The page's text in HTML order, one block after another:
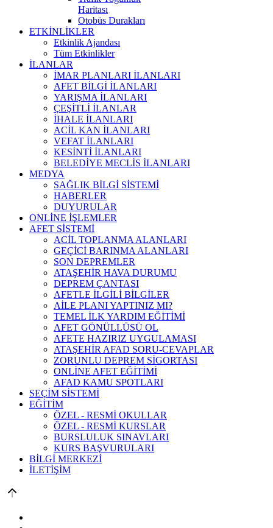
Haritası
Otobüs Durakları
ETKİNLİKLER
Etkinlik Ajandası
Tüm Etkinlikler
İLANLAR
İMAR PLANLARI İLANLARI
AFET BİLGİ İLANLARI
YARIŞMA İLANLARI
ÇEŞİTLİ İLANLAR
İHALE İLANLARI
ACİL KAN İLANLARI
VEFAT İLANLARI
KESİNTİ İLANLARI
BELEDİYE MECLİS İLANLARI
MEDYA
SAĞLIK BİLGİ SİSTEMİ
HABERLER
DUYURULAR
ONLİNE İŞLEMLER
AFET SİSTEMİ
ACİL TOPLANMA ALANLARI
GEÇİCİ BARINMA ALANLARI
SON DEPREMLER
ATAŞEHİR HAVA DURUMU
DEPREM ÇANTASI
AFETLE İLGİLİ BİLGİLER
AİLE PLANI YAPTINIZ MI?
TEMEL İLK YARDIM EĞİTİMİ
AFET GÖNÜLLÜSÜ OL
AFETE HAZIRIZ UYGULAMASI
ATAŞEHİR AFAD SORU-CEVAPLAR
ZORUNLU DEPREM SİGORTASI
ONLİNE AFET EĞİTİMİ
AFAD KAMU SPOTLARI
SEÇİM SİSTEMİ
EĞİTİM
ÖZEL - RESMİ OKULLAR
ÖZEL - RESMİ KURSLAR
BURSLULUK SINAVLARI
KURS BAŞVURULARI
BİLGİ MERKEZİ
İLETİŞİM